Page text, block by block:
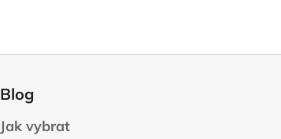
Blog
Jak vybrat